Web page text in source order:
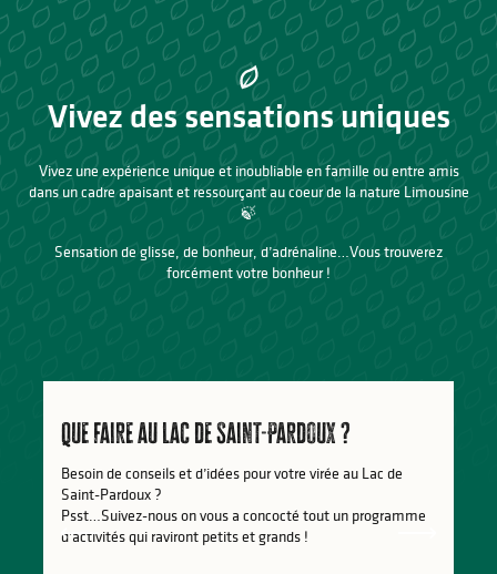
Vivez des sensations uniques
Vivez une expérience unique et inoubliable en famille ou entre amis
dans un cadre apaisant et ressourçant au coeur de la nature Limousine
🍃
Sensation de glisse, de bonheur, d’adrénaline…Vous trouverez
forcément votre bonheur !
Que faire au Lac de Saint-Pardoux ?
Besoin de conseils et d’idées pour votre virée au Lac de
Saint-Pardoux ?
Psst…Suivez-nous on vous a concocté tout un programme
d’activités qui raviront petits et grands !